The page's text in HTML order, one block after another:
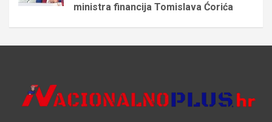
ministra financija Tomislava Ćorića